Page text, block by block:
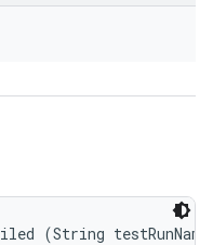
(String